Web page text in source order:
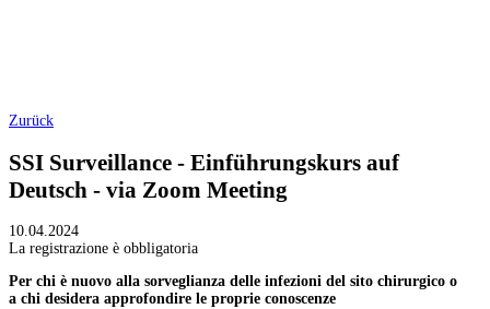
Zurück
SSI Surveillance - Einführungskurs auf
Deutsch - via Zoom Meeting
10.04.2024
La registrazione è obbligatoria
Per chi è nuovo alla sorveglianza delle infezioni del sito chirurgico o
a chi desidera approfondire le proprie conoscenze